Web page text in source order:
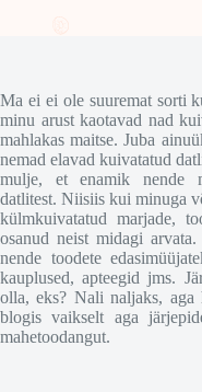
Ma ei ei ole suuremat sorti
minu arust kaotavad nad
mahlakas maitse. Juba
nemad elavad kuivatatud
mulje, et enamik nende
datlitest. Niisiis kui minuga
külmkuivatatud marjade,
osanud neist midagi
nende toodete
kauplused, apteegid jms.
olla, eks? Nali naljaks,
blogis vaikselt aga
mahetoodangut.